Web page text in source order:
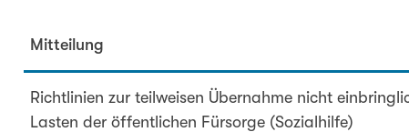
Mitteilung
Richtlinien zur teilweisen Übernahme nicht
Lasten der öffentlichen Fürsorge (Sozialhilfe)